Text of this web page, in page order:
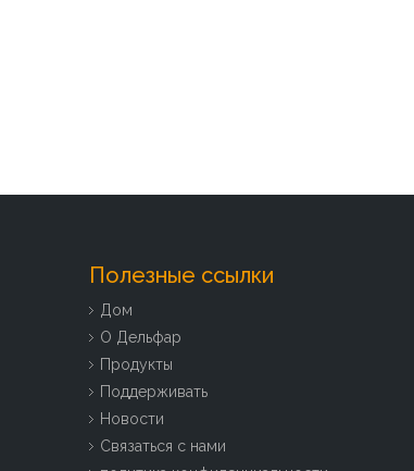
Полезные ссылки
Дом
О Дельфар
Продукты
Поддерживать
Новости
Связаться с нами